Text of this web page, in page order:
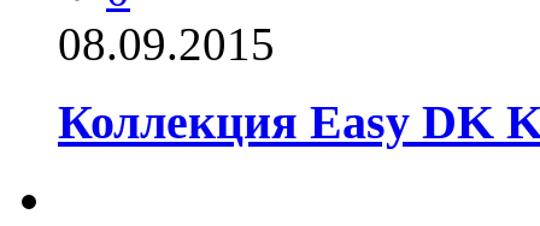
08.09.2015
Коллекция Easy DK